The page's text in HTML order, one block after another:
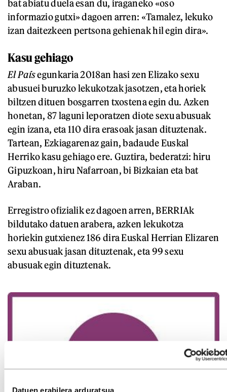
bat abiatu duela esan du, iraganeko «oso
informazio gutxi» dagoen arren: «Tamalez, lekuko
izan daitezkeen pertsona gehienak hil egin dira».
Kasu gehiago
El Paísegunkaria 2018an hasi zen Elizako sexu
abusuei buruzko lekukotzak jasotzen, eta horiek
biltzen dituen bosgarren txostena egin du. Azken
honetan, 87 laguni leporatzen diote sexu abusuak
egin izana, eta 110 dira erasoak jasan dituztenak.
Tartean, Ezkiagarenaz gain, badaude Euskal
Herriko kasu gehiago ere. Guztira, bederatzi: hiru
Gipuzkoan, hiru Nafarroan, bi Bizkaian eta bat
Araban.
Erregistro ofizialik ez dagoen arren, BERRIAk
bildutako datuen arabera, azken lekukotza
horiekin gutxienez 186 dira Euskal Herrian Elizaren
sexu abusuak jasan dituztenak, eta 99 sexu
abusuak egin dituztenak.